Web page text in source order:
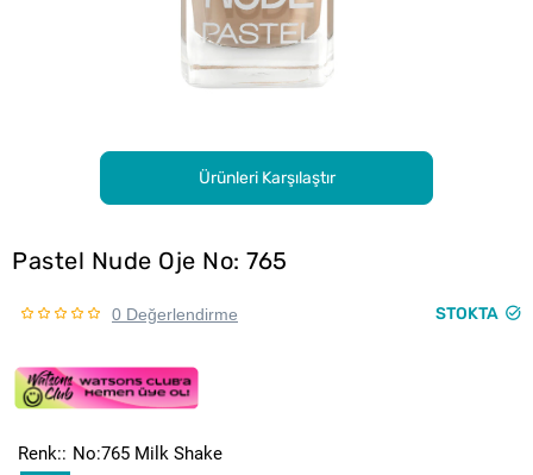
Ürünleri Karşılaştır
Pastel Nude Oje No: 765
0 Değerlendirme STOKTA
Renk: No:765 Milk Shake